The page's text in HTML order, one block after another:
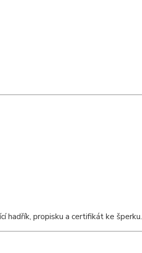
hadřík, propisku a certifikát ke šperku.